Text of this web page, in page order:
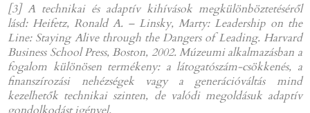
[3] A technikai és adaptív kihívások megkülönböztetéséről
lásd: Heifetz, Ronald A. – Linsky, Marty: Leadership on the
Line: Staying Alive through the Dangers of Leading. Harvard
Business School Press, Boston, 2002. Múzeumi alkalmazásban a
fogalom különösen termékeny: a látogatószám-csökkenés, a
finanszírozási nehézségek vagy a generációváltás mind
kezelhetők technikai szinten, de valódi megoldásuk adaptív